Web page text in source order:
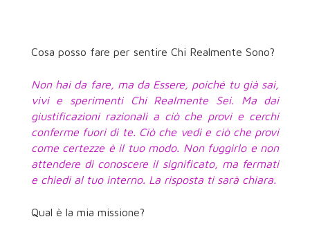
Cosa posso fare per sentire Chi Realmente Sono?
Non hai da fare, ma da Essere, poiché tu già sai,
vivi e sperimenti Chi Realmente Sei. Ma dai
giustificazioni razionali a ciò che provi e cerchi
conferme fuori di te. Ciò che vedi e ciò che provi
come certezze è il tuo modo. Non fuggirlo e non
attendere di conoscere il significato, ma fermati
e chiedi al tuo interno. La risposta ti sarà chiara.
Qual è la mia missione?